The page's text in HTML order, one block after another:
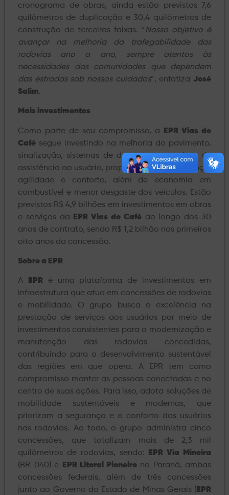
cronograma de obras, ainda estão previstos 7,6
quilômetros de duplicação e 30,4 quilômetros de
construção de terceiras faixas. “Nosso objetivo é
avançar na melhoria da trafegabilidade das
rodovias ano a ano, sempre atentos às
necessidades das comunidades que dependem
das estradas sob nossos cuidados”, enfatiza José
Salim.
Mais investimentos
Como parte de seu compromisso, a
EPR Vias do
Café segue investindo na melhoria do pavimento,
sinalização, sistemas de drenagem e serviços de
assistência ao usuário, proporcionando segurança,
agilidade e conforto, além de economia em
combustível e menor desgaste dos veículos. Estão
previstos R$ 4,9 bilhões em investimentos em obras
e serviços da
EPR Vias do Caféao longo dos 30
anos de contrato, sendo R$ 1,2 bilhão nos primeiros
oito anos da concessão.
Sobre a EPR
A EPRé uma plataforma de investimentos em
infraestrutura que atua em concessões de rodovias
e mobilidade. O grupo busca a excelência na
prestação de serviços aos usuários por meio de
investimentos consistentes para a modernização e
manutenção das rodovias concedidas,
contribuindo para o desenvolvimento sustentável
das regiões em que opera. A EPR tem como
compromisso manter as pessoas conectadas e no
centro de suas ações. Para isso, adota soluções de
mobilidade sustentáveis e modernas, que
priorizam a segurança e o conforto dos usuários
nas rodovias. Ao todo, o grupo administra cinco
concessões, que totalizam mais de 2,3 mil
quilômetros de rodovias, sendo: EPR Via Mineira
(BR-040) e EPR Litoral Pioneiro no Paraná, ambas
concessões federais, além de três concessões
junto ao Governo do Estado de Minas Gerais (EPR